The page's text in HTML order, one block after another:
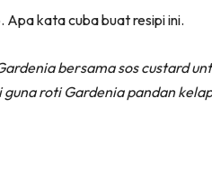
Apa kata cuba buat resipi ini.
bersama sos custard
roti Gardenia pandan